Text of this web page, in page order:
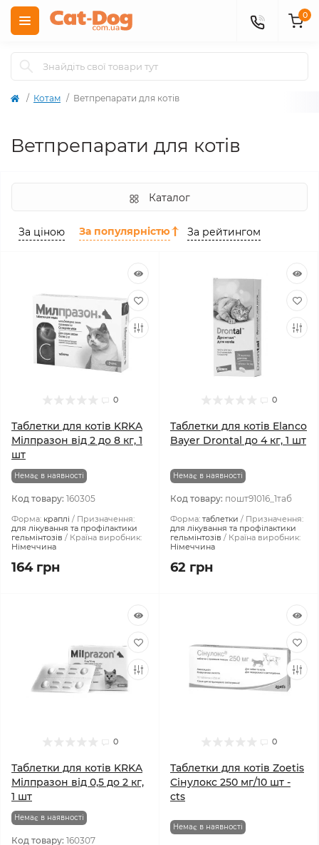
0
Котам Ветпрепарати для котів
Ветпрепарати для котів
Каталог
За ціною За популярністю За рейтингом
0
Таблетки для котів KRKA
Мілпразон від 2 до 8 кг, 1
шт
Немає в наявності
Код товару: 160305
Форма: краплі
Призначення:
для лікування та профілактики
гельмінтозів
Країна виробник:
Німеччина
164 грн
0
Таблетки для котів Elanco
Bayer Drontal до 4 кг, 1 шт
Немає в наявності
Код товару: пошт91016_1таб
Форма: таблетки
Призначення:
для лікування та профілактики
гельмінтозів
Країна виробник:
Німеччина
62 грн
0
Таблетки для котів KRKA
Мілпразон від 0,5 до 2 кг,
1 шт
Немає в наявності
Код товару: 160307
0
Таблетки для котів Zoetis
Сінулокс 250 мг/10 шт -
cts
Немає в наявності